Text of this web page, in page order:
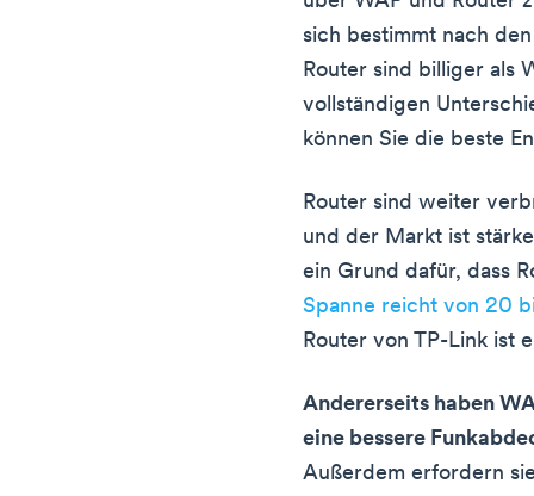
sich bestimmt nach
Router sind billiger als
vollständigen
können Sie die beste
Router sind weiter
und der Markt ist
ein Grund dafür, dass
Spanne reicht von 20
Router von TP-Link ist
Andererseits haben
eine bessere
Außerdem erfordern